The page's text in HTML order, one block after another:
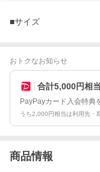
■サイズ
おトクなお知らせ
合計5,000円相
PayPayカード入会特典
うち2,000円相当は利用先・
商品情報